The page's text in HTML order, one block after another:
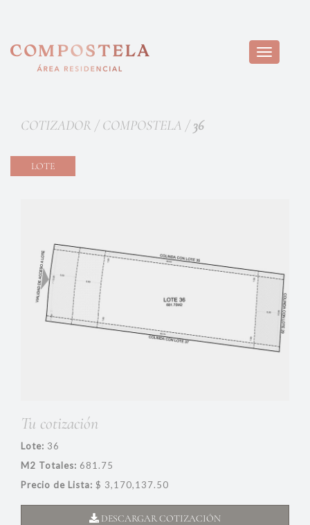
Toggle
navigation
COTIZADOR / COMPOSTELA / 36
LOTE
Tu cotización
Lote: 36
M2 Totales: 681.75
Precio de Lista: $ 3,170,137.50
DESCARGAR COTIZACIÓN